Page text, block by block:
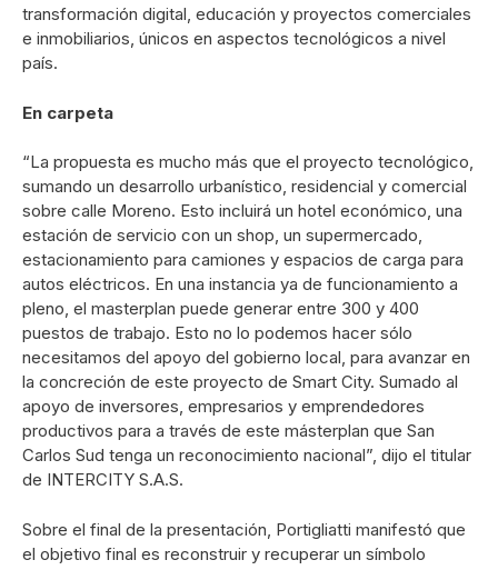
transformación digital, educación y proyectos comerciales
e inmobiliarios, únicos en aspectos tecnológicos a nivel
país.
En carpeta
“La propuesta es mucho más que el proyecto tecnológico,
sumando un desarrollo urbanístico, residencial y comercial
sobre calle Moreno. Esto incluirá un hotel económico, una
estación de servicio con un shop, un supermercado,
estacionamiento para camiones y espacios de carga para
autos eléctricos. En una instancia ya de funcionamiento a
pleno, el masterplan puede generar entre 300 y 400
puestos de trabajo. Esto no lo podemos hacer sólo
necesitamos del apoyo del gobierno local, para avanzar en
la concreción de este proyecto de Smart City. Sumado al
apoyo de inversores, empresarios y emprendedores
productivos para a través de este másterplan que San
Carlos Sud tenga un reconocimiento nacional”, dijo el titular
de INTERCITY S.A.S.
Sobre el final de la presentación, Portigliatti manifestó que
el objetivo final es reconstruir y recuperar un símbolo